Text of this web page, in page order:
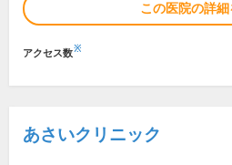
この医院の詳細
アクセス数※
あさいクリニック